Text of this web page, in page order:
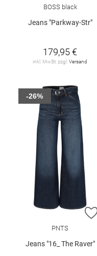
BOSS black
Jeans "Parkway-Str"
179,95 €
inkl. MwSt. zzgl.Versand
PNTS
Jeans "16_ The Raver"
-26%